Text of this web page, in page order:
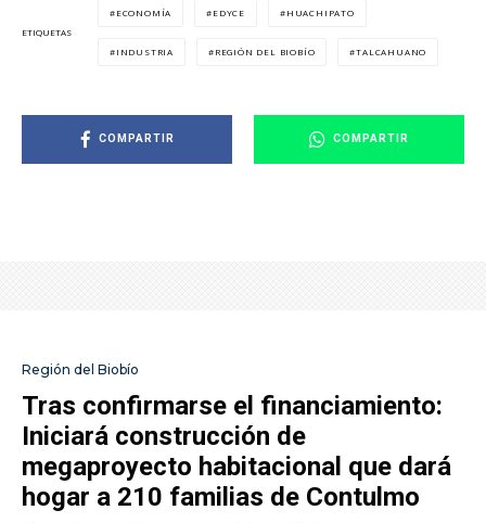
ETIQUETAS
ECONOMÍA EDYCE HUACHIPATO
INDUSTRIA REGIÓN DEL BIOBÍO TALCAHUANO
COMPARTIR COMPARTIR
Región del Biobío
Tras confirmarse el financiamiento:
Iniciará construcción de
megaproyecto habitacional que dará
hogar a 210 familias de Contulmo